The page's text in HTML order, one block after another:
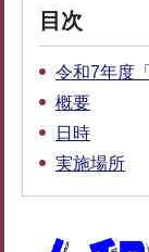
目次
令和7年度
概要
日時
実施場所